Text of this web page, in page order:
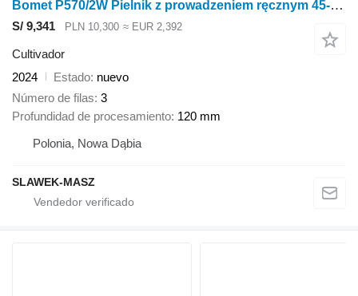
Bomet P570/2W Pielnik z prowadzeniem ręcznym 45-55cm Nembus
S/ 9,341 PLN 10,300 ≈ EUR 2,392
Cultivador
2024
Estado nuevo
Número de filas 3
Profundidad de procesamiento 120 mm
Polonia, Nowa Dąbia
SLAWEK-MASZ